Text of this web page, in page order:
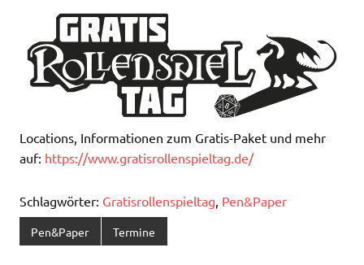
Locations, Informationen zum Gratis-Paket und mehr
auf: https://www.gratisrollenspieltag.de/
Schlagwörter: Gratisrollenspieltag Pen&Paper
Pen&Paper Termine